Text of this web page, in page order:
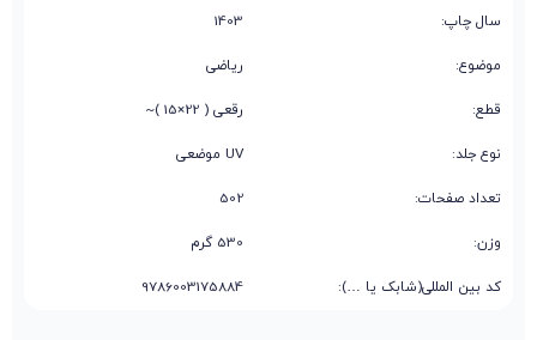
سال چاپ: 1403
موضوع: ریاضی
قطع: رقعی ( 22×15 )~
نوع جلد: UV موضعی
تعداد صفحات: 502
وزن: 530 گرم
کد بین المللی(شابک یا …): 9786003175884